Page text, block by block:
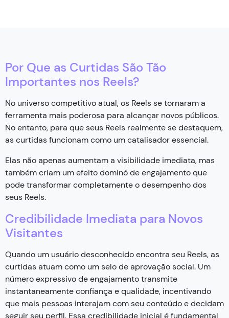
Por Que as Curtidas São Tão
Importantes nos Reels?
No universo competitivo atual, os Reels se tornaram a
ferramenta mais poderosa para alcançar novos públicos.
No entanto, para que seus Reels realmente se destaquem,
as curtidas funcionam como um catalisador essencial.
Elas não apenas aumentam a visibilidade imediata, mas
também criam um efeito dominó de engajamento que
pode transformar completamente o desempenho dos
seus Reels.
Credibilidade Imediata para Novos
Visitantes
Quando um usuário desconhecido encontra seu Reels, as
curtidas atuam como um selo de aprovação social. Um
número expressivo de engajamento transmite
instantaneamente confiança e qualidade, incentivando
que mais pessoas interajam com seu conteúdo e decidam
seguir seu perfil. Essa credibilidade inicial é fundamental